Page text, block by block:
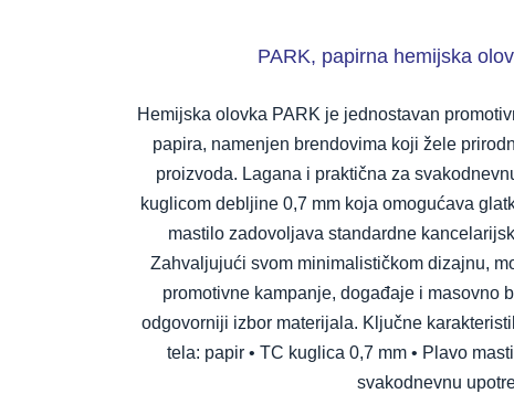
PARK, papirna hemijska
Hemijska olovka PARK je jednostavan
papira, namenjen brendovima koji žele
proizvoda. Lagana i praktična za
kuglicom debljine 0,7 mm koja omogućava
mastilo zadovoljava standardne
Zahvaljujući svom minimalističkom dizajnu,
promotivne kampanje, događaje i masovno
odgovorniji izbor materijala. Ključne
tela: papir • TC kuglica 0,7 mm • Plavo
svakodnevnu